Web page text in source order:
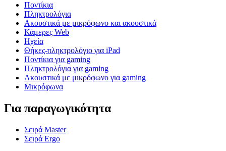
Ποντίκια
Πληκτρολόγια
Ακουστικά με μικρόφωνο και ακουστικά
Κάμερες Web
Ηχεία
Θήκες-πληκτρολόγιο για iPad
Ποντίκια για gaming
Πληκτρολόγια για gaming
Ακουστικά με μικρόφωνο για gaming
Μικρόφωνα
Για παραγωγικότητα
Σειρά Master
Σειρά Ergo